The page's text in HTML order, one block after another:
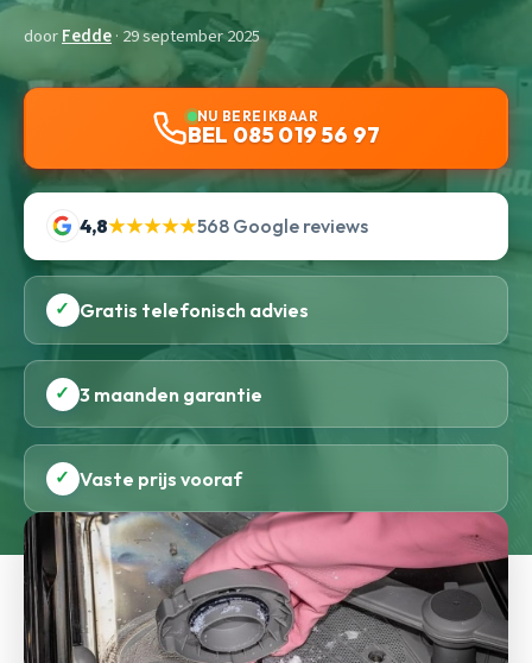
doorFedde· 29 september 2025
NU BEREIKBAAR
BEL 085 019 56 97
4,8★★★★★568 Google reviews
✓ Gratis telefonisch advies
✓ 3 maanden garantie
✓ Vaste prijs vooraf